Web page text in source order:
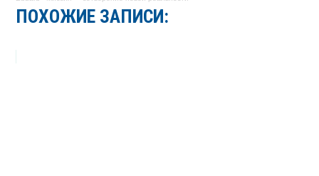
ПОХОЖИЕ ЗАПИСИ: